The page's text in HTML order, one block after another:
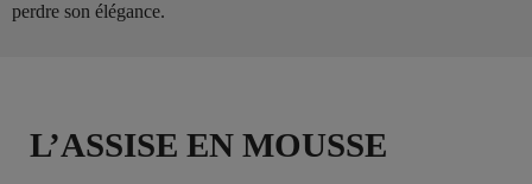
perdre son élégance.
L’ASSISE EN MOUSSE